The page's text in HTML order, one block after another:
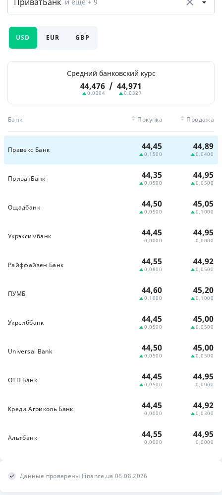
USD EUR GBP
Средний банковский курс
44,476
0,0304
/ 44,971
0,0327
Банк Покупка Продажа
Правекс Банк 44,45
0,1500
44,89
0,0400
ПриватБанк 44,35
0,0500
44,95
0,0500
Ощадбанк 44,50
0,0500
45,05
0,1000
Укрэксимбанк 44,45
0,0000
44,95
0,0000
Райффайзен Банк 44,55
0,0800
44,92
0,0500
ПУМБ 44,60
0,1000
45,20
0,1000
Укрсиббанк 44,45
0,0500
45,00
0,0500
Universal Bank 44,50
0,0500
45,00
0,0500
ОТП Банк 44,45
0,0500
44,95
0,0000
Креди Агриколь Банк 44,45
0,0000
44,92
0,0300
Альтбанк 44,55
0,0000
44,95
0,0000
Данные проверены Finance.ua 06.08.2026